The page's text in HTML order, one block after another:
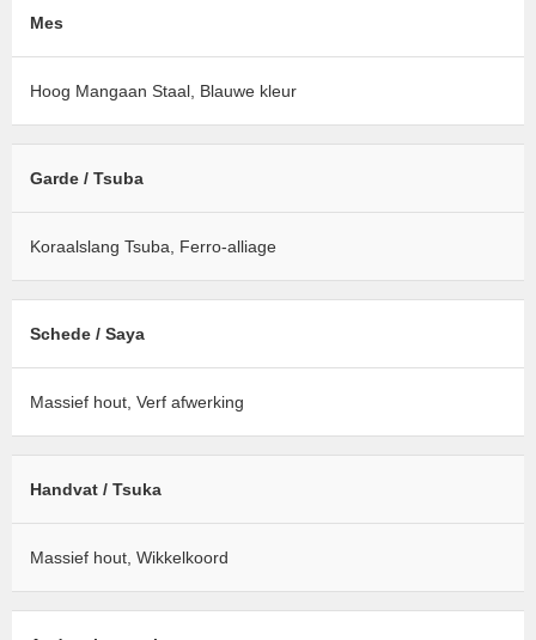
Mes
Hoog Mangaan Staal, Blauwe kleur
Garde / Tsuba
Koraalslang Tsuba, Ferro-alliage
Schede / Saya
Massief hout, Verf afwerking
Handvat / Tsuka
Massief hout, Wikkelkoord